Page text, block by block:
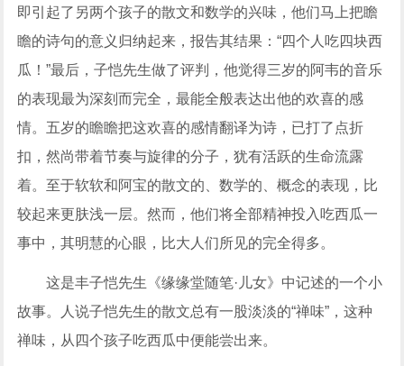
即引起了另两个孩子的散文和数学的兴味，他们马上把瞻
瞻的诗句的意义归纳起来，报告其结果：“四个人吃四块西
瓜！”最后，子恺先生做了评判，他觉得三岁的阿韦的音乐
的表现最为深刻而完全，最能全般表达出他的欢喜的感
情。五岁的瞻瞻把这欢喜的感情翻译为诗，已打了点折
扣，然尚带着节奏与旋律的分子，犹有活跃的生命流露
着。至于软软和阿宝的散文的、数学的、概念的表现，比
较起来更肤浅一层。然而，他们将全部精神投入吃西瓜一
事中，其明慧的心眼，比大人们所见的完全得多。
这是丰子恺先生《缘缘堂随笔·儿女》中记述的一个小
故事。人说子恺先生的散文总有一股淡淡的“禅味”，这种
禅味，从四个孩子吃西瓜中便能尝出来。